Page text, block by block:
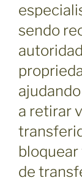
sendo
a retirar
de